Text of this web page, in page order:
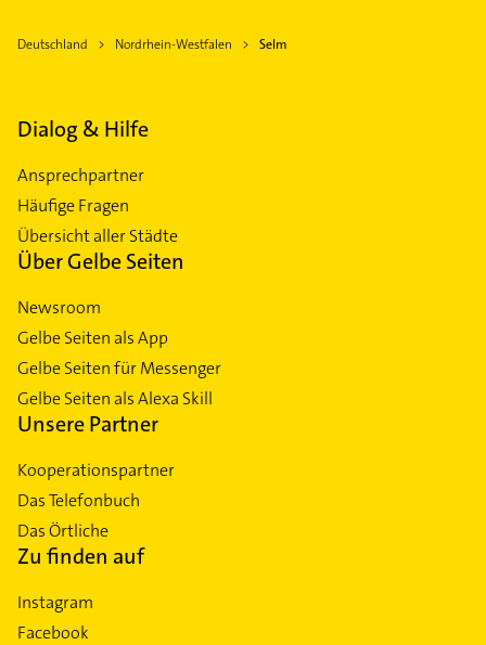
Deutschland Nordrhein-Westfalen Selm
Dialog & Hilfe
Ansprechpartner
Häufige Fragen
Übersicht aller Städte
Über Gelbe Seiten
Newsroom
Gelbe Seiten als App
Gelbe Seiten für Messenger
Gelbe Seiten als Alexa Skill
Unsere Partner
Kooperationspartner
Das Telefonbuch
Das Örtliche
Zu finden auf
Instagram
Facebook